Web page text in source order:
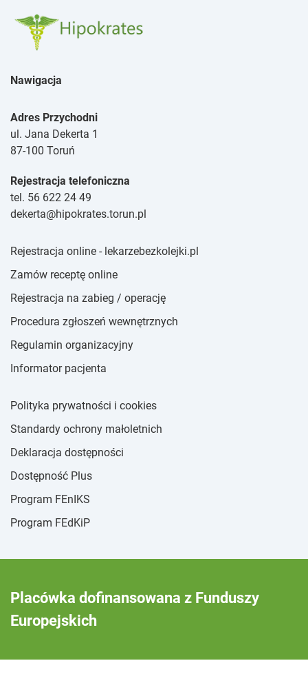
Nawigacja
Adres Przychodni
ul. Jana Dekerta 1
87-100 Toruń
Rejestracja telefoniczna
tel. 56 622 24 49
dekerta@hipokrates.torun.pl
Rejestracja online - lekarzebezkolejki.pl
Zamów receptę online
Rejestracja na zabieg / operację
Procedura zgłoszeń wewnętrznych
Regulamin organizacyjny
Informator pacjenta
Polityka prywatności i cookies
Standardy ochrony małoletnich
Deklaracja dostępności
Dostępność Plus
Program FEnIKS
Program FEdKiP
Placówka dofinansowana z Funduszy
Europejskich